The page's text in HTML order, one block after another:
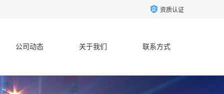
资质认证
公司动态 关于我们 联系方式